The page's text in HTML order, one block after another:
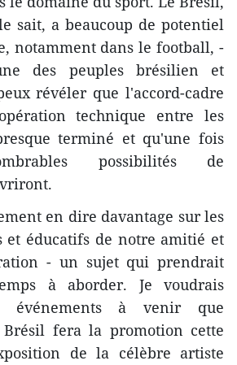
sait, a beaucoup de potentiel
notamment dans le football, -
des peuples brésilien et
révéler que l'accord-cadre
technique entre les
terminé et qu'une fois
possibilités de
en dire davantage sur les
et éducatifs de notre amitié et
- un sujet qui prendrait
à aborder. Je voudrais
événements à venir que
Brésil fera la promotion cette
de la célèbre artiste